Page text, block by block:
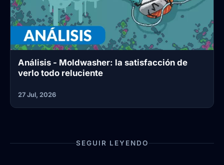
Análisis - Moldwasher: la satisfacción de
verlo todo reluciente
27 Jul, 2026
SEGUIR LEYENDO